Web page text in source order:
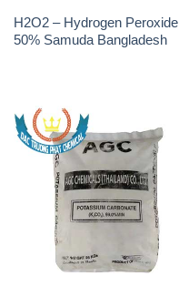
H2O2 – Hydrogen Peroxide
50% Samuda Bangladesh